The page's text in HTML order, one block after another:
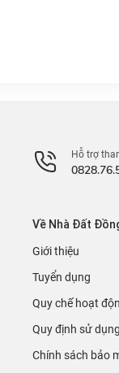
Hỗ trợ
Về Nhà Đất
Giới thiệu
Tuyển dụng
Quy chế hoạt
Quy định sử dụng
Chính sách bảo